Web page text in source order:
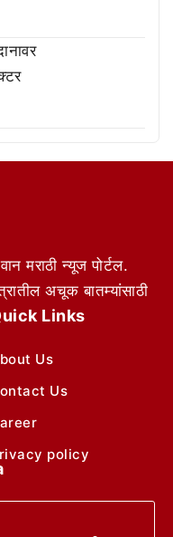
मराठी न्यूज पोर्टल.
अचूक बातम्यांसाठी
Links
Us
Us
policy